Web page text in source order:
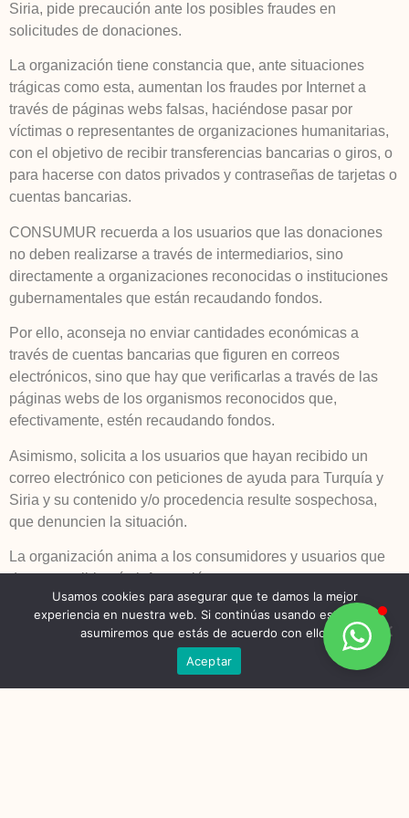
Siria, pide precaución ante los posibles fraudes en
solicitudes de donaciones.
La organización tiene constancia que, ante situaciones
trágicas como esta, aumentan los fraudes por Internet a
través de páginas webs falsas, haciéndose pasar por
víctimas o representantes de organizaciones humanitarias,
con el objetivo de recibir transferencias bancarias o giros, o
para hacerse con datos privados y contraseñas de tarjetas o
cuentas bancarias.
CONSUMUR recuerda a los usuarios que las donaciones
no deben realizarse a través de intermediarios, sino
directamente a organizaciones reconocidas o instituciones
gubernamentales que están recaudando fondos.
Por ello, aconseja no enviar cantidades económicas a
través de cuentas bancarias que figuren en correos
electrónicos, sino que hay que verificarlas a través de las
páginas webs de los organismos reconocidos que,
efectivamente, estén recaudando fondos.
Asimismo, solicita a los usuarios que hayan recibido un
correo electrónico con peticiones de ayuda para Turquía y
Siria y su contenido y/o procedencia resulte sospechosa,
que denuncien la situación.
La organización anima a los consumidores y usuarios que
deseen recibir más información que contacten con
CONSUMUR, bien presencialmente acudiendo a la sede de
la misma (C/ Torre de Romo, 74 bajo, 30011 Murcia), a
través del Teléfono de Atención al Consumidor y Usuario
www.consumur.org
Usamos cookies para asegurar que te damos la mejor
experiencia en nuestra web. Si continúas usando este sitio,
asumiremos que estás de acuerdo con ello.
Aceptar